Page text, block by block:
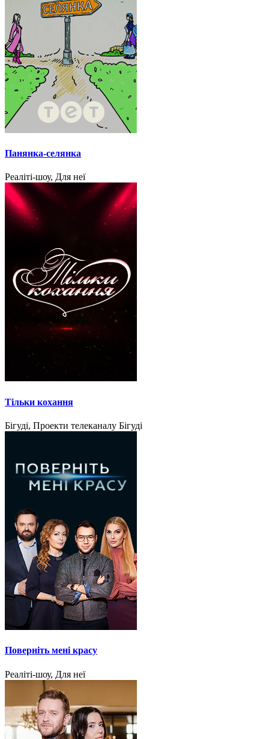
Панянка-селянка
Реаліті-шоу, Для неї
Тільки кохання
Бігуді, Проекти телеканалу Бігуді
Поверніть мені красу
Реаліті-шоу, Для неї